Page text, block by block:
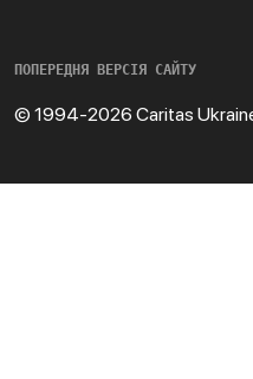
ПОПЕРЕДНЯ ВЕРСІЯ САЙТУ
© 1994-2026 Caritas